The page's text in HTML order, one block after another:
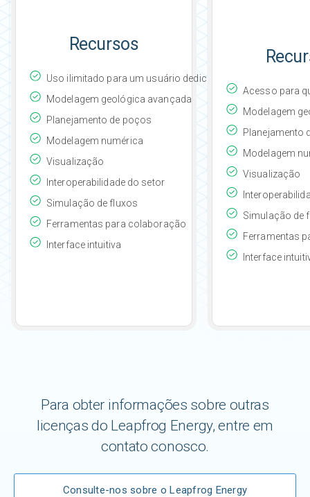
Recursos
Uso ilimitado para um usuário dedicado durante o período
Modelagem geológica avançada
Planejamento de poços
Modelagem numérica
Visualização
Interoperabilidade do setor
Simulação de fluxos
Ferramentas para colaboração
Interface intuitiva
Acesso para
Modelagem
Planejamento
Modelagem
Visualização
Simulação de
Ferramentas
Interface
Para obter informações sobre outras
licenças do Leapfrog Energy, entre em
contato conosco.
Consulte-nos sobre o Leapfrog Energy